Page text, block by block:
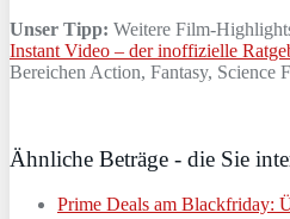
Unser Tipp: Weitere Film-
Instant Video – der inoffizielle
Bereichen Action, Fantasy, Science
Ähnliche Beträge - die Sie
Prime Deals am Blackfriday: